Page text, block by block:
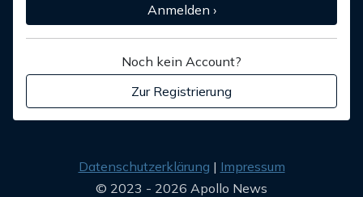
Anmelden ›
Noch kein Account?
Zur Registrierung
Datenschutzerklärung
Impressum
© 2023 - 2026 Apollo News